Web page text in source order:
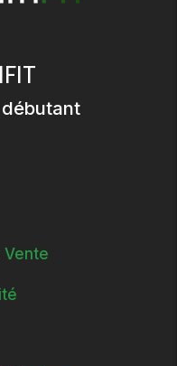
Vente